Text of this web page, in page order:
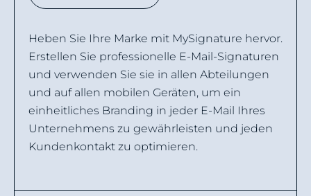
Heben Sie Ihre Marke mit MySignature hervor.
Erstellen Sie professionelle E-Mail-Signaturen
und verwenden Sie sie in allen Abteilungen
und auf allen mobilen Geräten, um ein
einheitliches Branding in jeder E-Mail Ihres
Unternehmens zu gewährleisten und jeden
Kundenkontakt zu optimieren.